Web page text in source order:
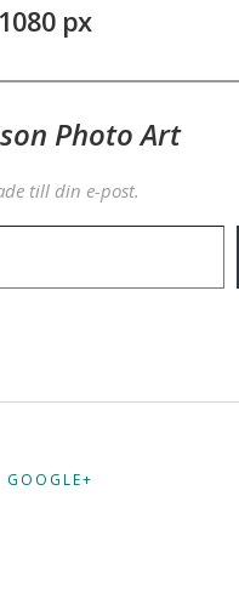
px
Photo Art
till din e-post.
GOOGLE+